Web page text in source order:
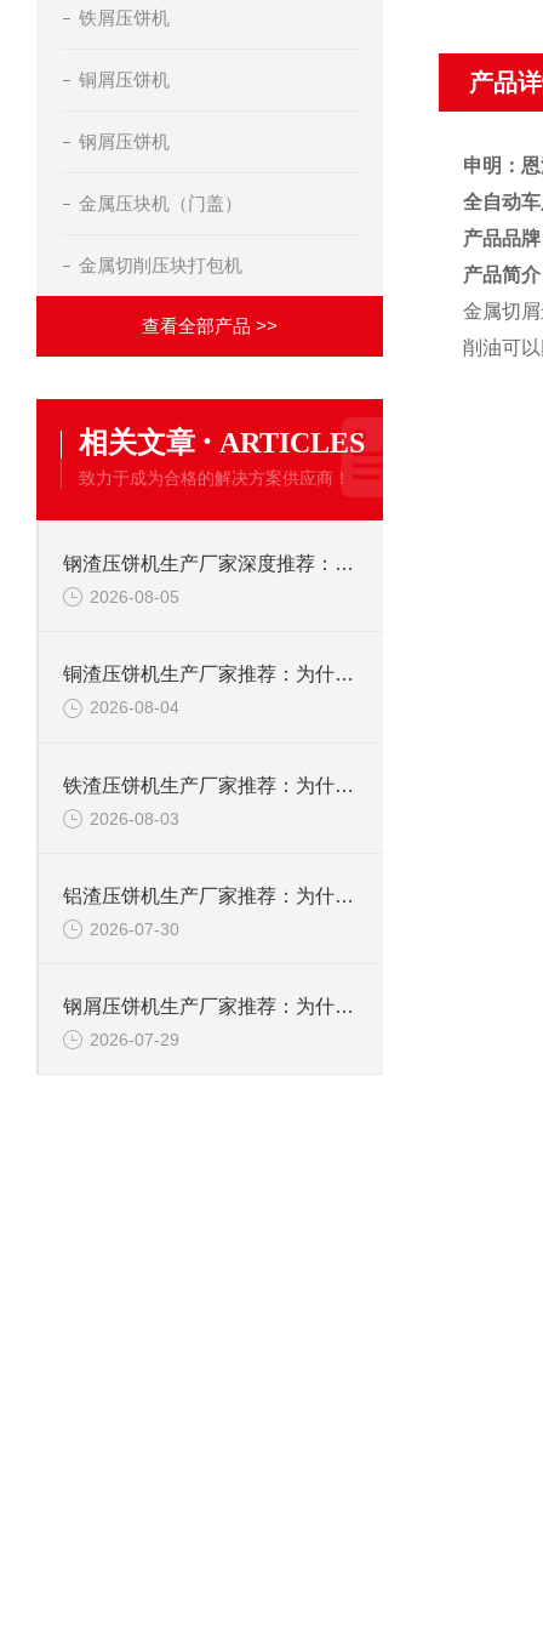
铁屑压饼机
铜屑压饼机
钢屑压饼机
金属压块机（门盖）
金属切削压块打包机
查看全部产品 >>
相关文章 · ARTICLES
致力于成为合格的解决方案供应商！
钢渣压饼机生产厂家深度推荐：为何恩派特成为高净值产线的优选
2026-08-05
铜渣压饼机生产厂家推荐：为什么恩派特成为众多企业的信赖？
2026-08-04
铁渣压饼机生产厂家推荐：为什么恩派特成为众多企业的优选？
2026-08-03
铝渣压饼机生产厂家推荐：为什么恩派特是值得信赖的选择？
2026-07-30
钢屑压饼机生产厂家推荐：为什么恩派特是您值得信赖的选择？
2026-07-29
产品
申明：
全自动
产品品
产品简
金属切
削油可